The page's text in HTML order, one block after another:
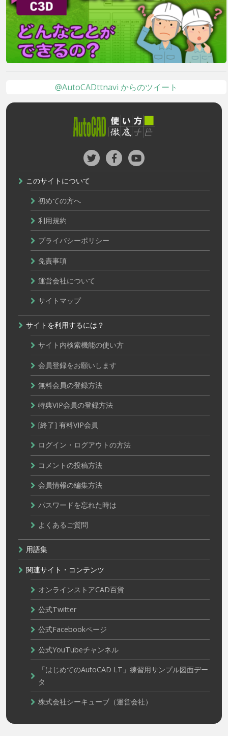
@AutoCADttnavi からのツイート
このサイトについて
初めての方へ
利用規約
プライバシーポリシー
免責事項
運営会社について
サイトマップ
サイトを利用するには？
サイト内検索機能の使い方
会員登録をお願いします
無料会員の登録方法
特典VIP会員の登録方法
[終了] 有料VIP会員
ログイン・ログアウトの方法
コメントの投稿方法
会員情報の編集方法
パスワードを忘れた時は
よくあるご質問
用語集
関連サイト・コンテンツ
オンラインストアCAD百貨
公式Twitter
公式Facebookページ
公式YouTubeチャンネル
「はじめてのAutoCAD LT」練習用サンプル図面デー
タ
株式会社シーキューブ（運営会社）